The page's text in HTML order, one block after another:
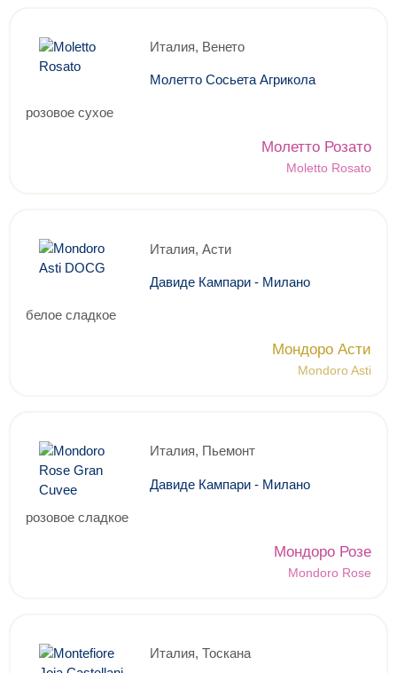
Италия, Венето
Молетто Сосьета Агрикола
розовое сухое
Молетто Розато
Moletto Rosato
Италия, Асти
Давиде Кампари - Милано
белое сладкое
Мондоро Асти
Mondoro Asti
Италия, Пьемонт
Давиде Кампари - Милано
розовое сладкое
Мондоро Розе
Mondoro Rose
Италия, Тоскана